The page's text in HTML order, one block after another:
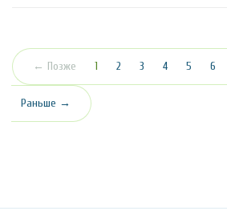
← Позже 1 (текущая)
2 3 4 5 6
Раньше →